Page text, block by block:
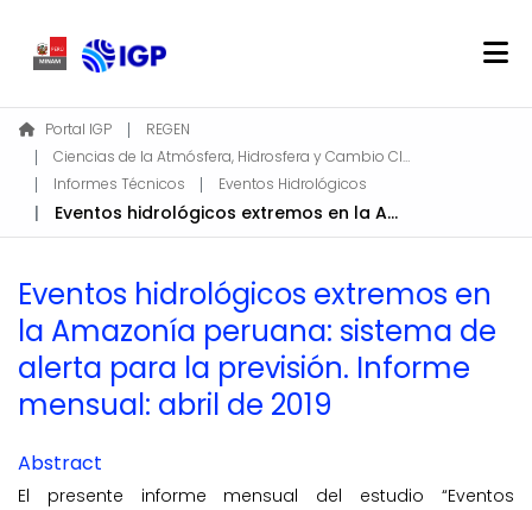
Home
About REGEN
Communities & Collections
Find
Log In
EN
Portal IGP
REGEN
Ciencias de la Atmósfera, Hidrosfera y Cambio Climático
Informes Técnicos
Eventos Hidrológicos
Eventos hidrológicos extremos en la Amazonía peruana: sistema de alerta para la previsión. Informe mensual: abril de 2019
Eventos hidrológicos extremos en
la Amazonía peruana: sistema de
alerta para la previsión. Informe
mensual: abril de 2019
Abstract
El presente informe mensual del estudio “Eventos